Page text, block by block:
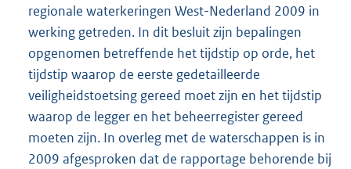
regionale waterkeringen West-Nederland 2009 in
werking getreden. In dit besluit zijn bepalingen
opgenomen betreffende het tijdstip op orde, het
tijdstip waarop de eerste gedetailleerde
veiligheidstoetsing gereed moet zijn en het tijdstip
waarop de legger en het beheerregister gereed
moeten zijn. In overleg met de waterschappen is in
2009 afgesproken dat de rapportage behorende bij